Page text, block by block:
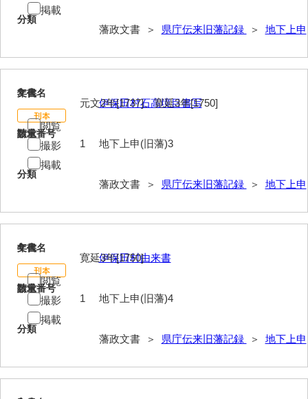
分類
藩政文書 ＞ 県庁伝来旧藩記録 ＞ 地下上申
掲載
3
文書名
伊保田村石高境目書写
請求番号
地下上申(旧藩)3
分類
藩政文書 ＞ 県庁伝来旧藩記録 ＞ 地下上申
年代
元文2年[1737]、寛延3年[1750]
数量
1
閲覧
撮影
掲載
4
文書名
伊保田村由来書
請求番号
地下上申(旧藩)4
分類
藩政文書 ＞ 県庁伝来旧藩記録 ＞ 地下上申
年代
寛延3年[1750]
数量
1
閲覧
撮影
掲載